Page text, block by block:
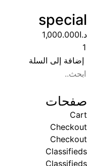
special
د.ا1,000.000
إضافة إلى السلة
صفحات
Cart
Checkout
Checkout
Classifieds
Classifieds